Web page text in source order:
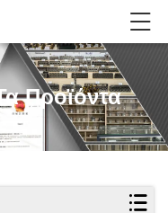
Προϊόντα